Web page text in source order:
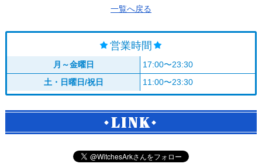
一覧へ戻る
営業時間
月～金曜日
17:00〜23:30
土・日曜日/祝日
11:00〜23:30
LINK